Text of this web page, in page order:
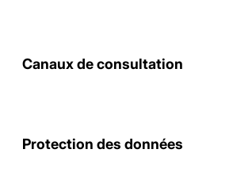
Canaux de consultation
Protection des données